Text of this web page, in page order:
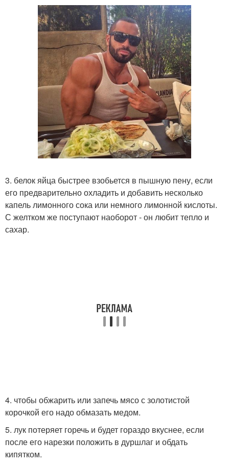
3. белок яйца быстрее взобьется в пышную пену, если
его предварительно охладить и добавить несколько
капель лимонного сока или немного лимонной кислоты.
С желтком же поступают наоборот - он любит тепло и
сахар.
4. чтобы обжарить или запечь мясо с золотистой
корочкой его надо обмазать медом.
5. лук потеряет горечь и будет гораздо вкуснее, если
после его нарезки положить в дуршлаг и обдать
кипятком.